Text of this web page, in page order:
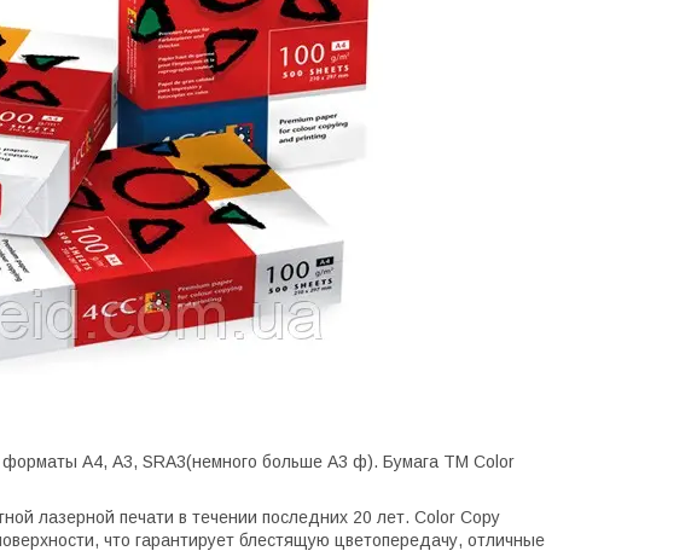
форматы А4, А3, SRA3(немного больше А3 ф). Бумага ТМ Сolor
лазерной печати в течении последних 20 лет. Color Copy
что гарантирует блестящую цветопередачу, отличные